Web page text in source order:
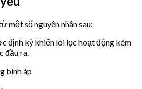
một số nguyên nhân sau:
định kỳ khiến lõi lọc hoạt động kém
đầu ra.
bình áp